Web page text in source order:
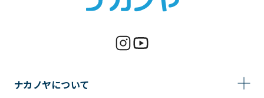
ナカノヤについて